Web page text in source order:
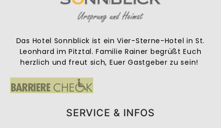
Das Hotel Sonnblick ist ein Vier-Sterne-Hotel in St.
Leonhard im Pitztal. Familie Rainer begrüßt Euch
herzlich und freut sich, Euer Gastgeber zu sein!
SERVICE & INFOS